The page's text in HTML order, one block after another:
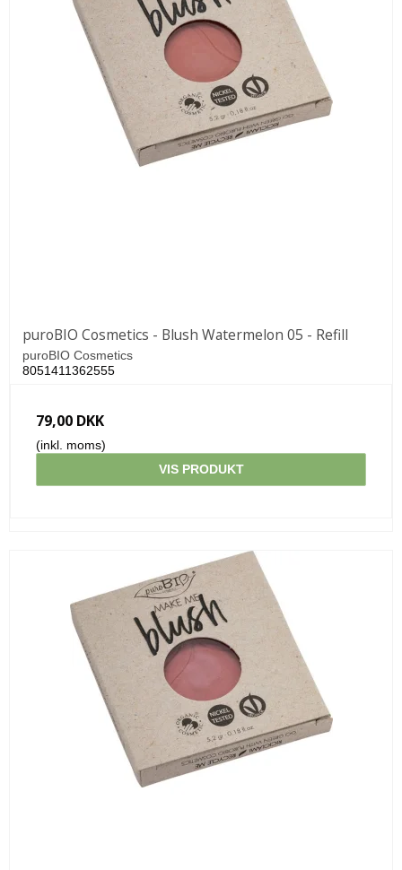
puroBIO Cosmetics - Blush Watermelon 05 - Refill
puroBIO Cosmetics
8051411362555
79,00 DKK
(inkl. moms)
VIS PRODUKT